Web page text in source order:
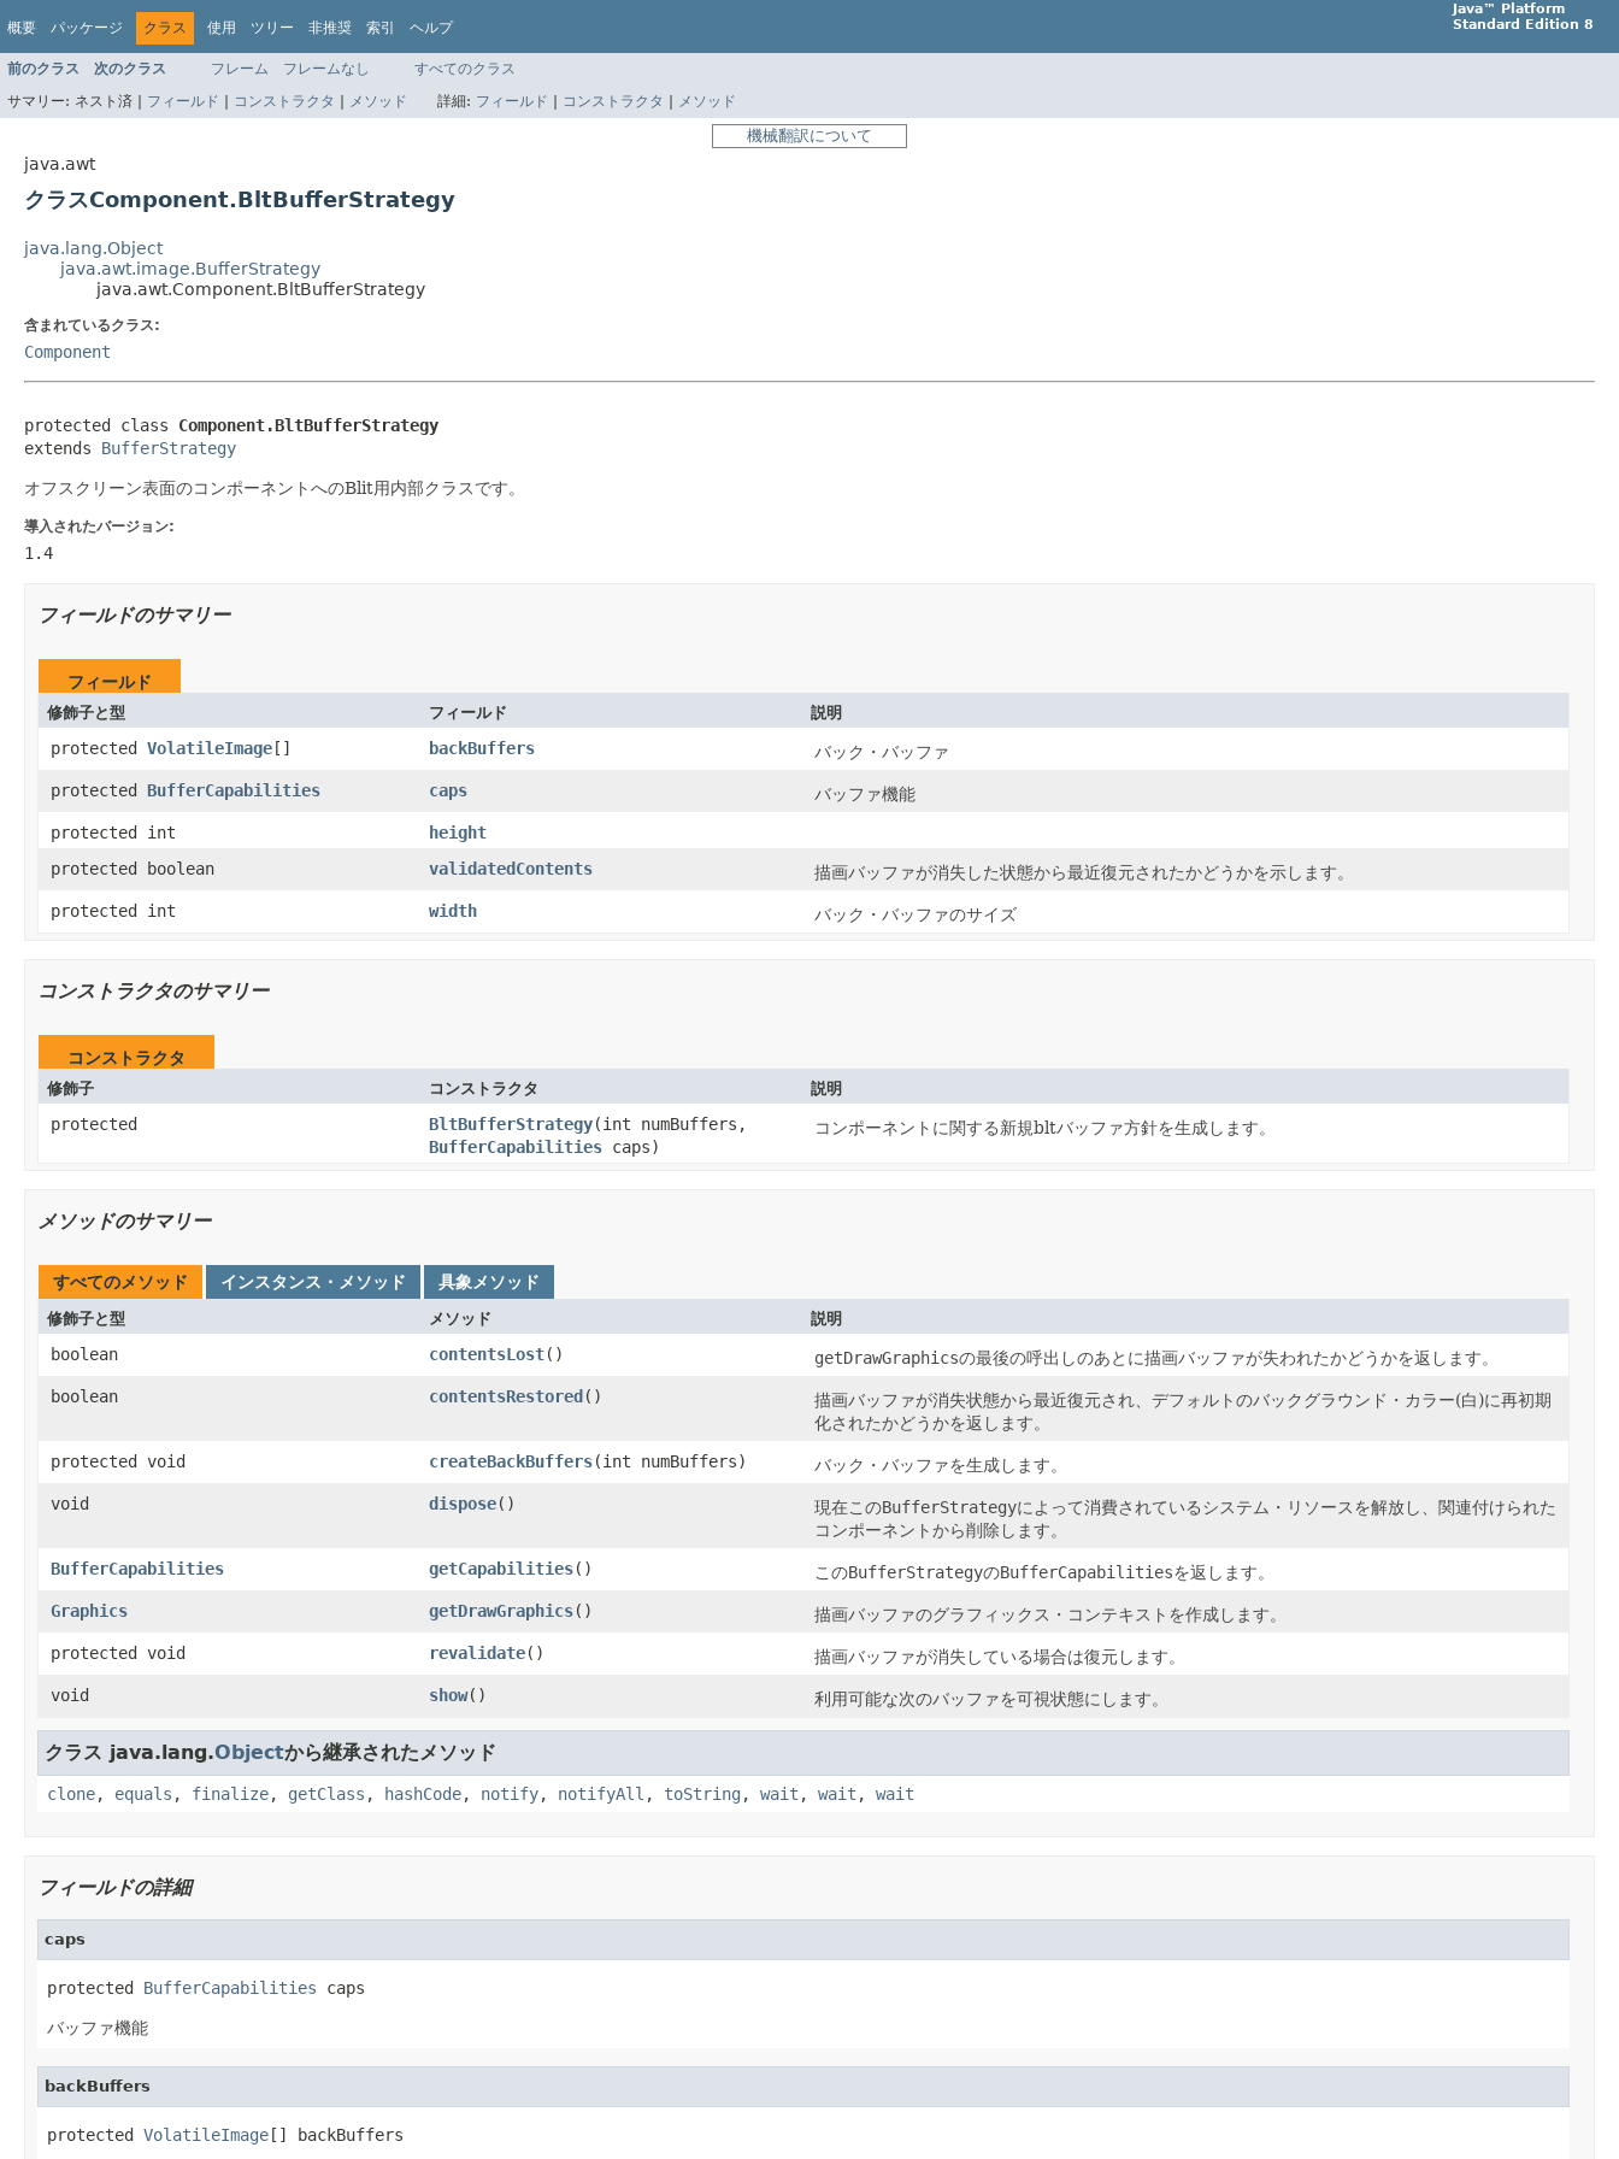
概要 パッケージ クラス 使用 ツリー 非推奨 索引 ヘルプ
Java™ Platform
Standard Edition 8
前のクラス 次のクラス フレーム フレームなし
すべてのクラス
サマリー: ネスト済 | フィールド | コンストラクタ | メソッド 詳細: フィールド | コンストラクタ | メソッド
機械翻訳について
java.awt
クラスComponent.BltBufferStrategy
java.lang.Object
java.awt.image.BufferStrategy
java.awt.Component.BltBufferStrategy
含まれているクラス:
Component
protected class Component.BltBufferStrategy
extends BufferStrategy
オフスクリーン表面のコンポーネントへのBlit用内部クラスです。
導入されたバージョン:
1.4
フィールドのサマリー
フィールド
修飾子と型 フィールド 説明
protected VolatileImage[] backBuffers
バック・バッファ
protected BufferCapabilities caps
バッファ機能
protected int
height
protected boolean
validatedContents
描画バッファが消失した状態から最近復元されたかどうかを示します。
protected int
width バック・バッファのサイズ
コンストラクタのサマリー
コンストラクタ
修飾子 コンストラクタ 説明
protected BltBufferStrategy(int numBuffers,
BufferCapabilities caps)
コンポーネントに関する新規bltバッファ方針を生成します。
メソッドのサマリー
すべてのメソッド インスタンス・メソッド 具象メソッド
修飾子と型 メソッド 説明
boolean contentsLost() getDrawGraphicsの最後の呼出しのあとに描画バッファが失われたかどうかを返します。
boolean
contentsRestored()
描画バッファが消失状態から最近復元され、デフォルトのバックグラウンド・カラー(白)に再初期
化されたかどうかを返します。
protected void
createBackBuffers(int numBuffers)
バック・バッファを生成します。
void
dispose() 現在このBufferStrategyによって消費されているシステム・リソースを解放し、関連付けられた
コンポーネントから削除します。
BufferCapabilities
getCapabilities() このBufferStrategyのBufferCapabilitiesを返します。
Graphics
getDrawGraphics()
描画バッファのグラフィックス・コンテキストを作成します。
protected void
revalidate()
描画バッファが消失している場合は復元します。
void
show() 利用可能な次のバッファを可視状態にします。
クラス java.lang.Objectから継承されたメソッド
clone, equals , finalize, getClass , hashCode, notify, notifyAll , toString , wait , wait , wait
フィールドの詳細
caps
protected BufferCapabilities caps
バッファ機能
backBuffers
protected VolatileImage[] backBuffers